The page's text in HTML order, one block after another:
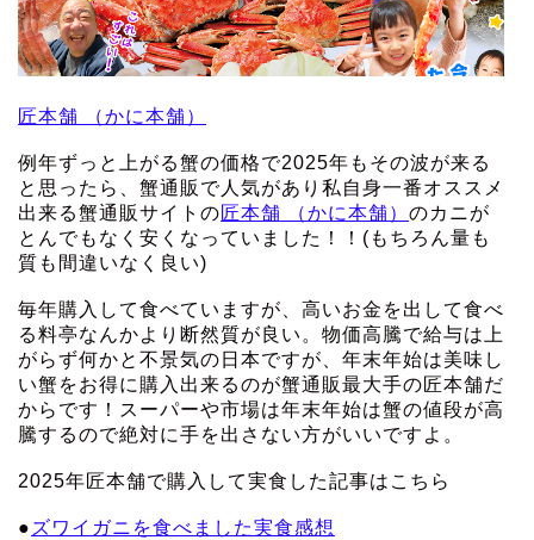
匠本舗 （かに本舗）
例年ずっと上がる蟹の価格で2025年もその波が来る
と思ったら、蟹通販で人気があり私自身一番オススメ
出来る蟹通販サイトの匠本舗 （かに本舗） のカニが
とんでもなく安くなっていました！！(もちろん量も
質も間違いなく良い)
毎年購入して食べていますが、高いお金を出して食べ
る料亭なんかより断然質が良い。物価高騰で給与は上
がらず何かと不景気の日本ですが、年末年始は美味し
い蟹をお得に購入出来るのが蟹通販最大手の匠本舗だ
からです！スーパーや市場は年末年始は蟹の値段が高
騰するので絶対に手を出さない方がいいですよ。
2025年匠本舗で購入して実食した記事はこちら
● ズワイガニを食べました実食感想